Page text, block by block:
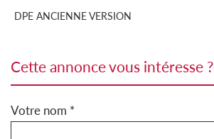
DPE ANCIENNE VERSION
cette annonce vous intéresse ?
Votre nom *